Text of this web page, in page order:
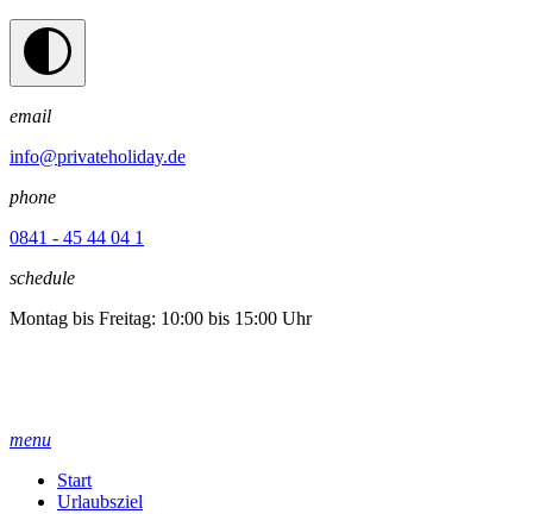
email
info@privateholiday.de
phone
0841 - 45 44 04 1
schedule
Montag bis Freitag: 10:00 bis 15:00 Uhr
menu
Start
Urlaubsziel